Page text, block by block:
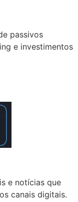
passivos
e investimentos
e notícias que
canais digitais.